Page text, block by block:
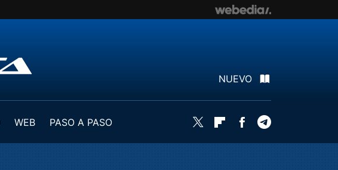
NUEVO
WEB
PASO A PASO
Twitter FlipboardFacebook